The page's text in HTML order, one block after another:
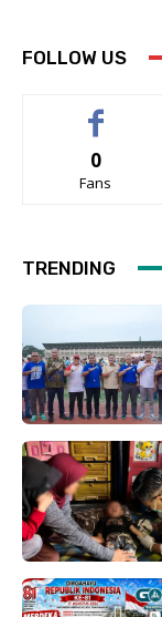
FOLLOW US
0
Fans
TRENDING